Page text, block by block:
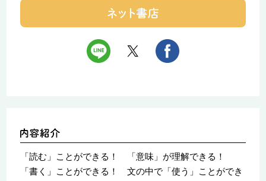
「読む」ことができる！ 「意味」が理解できる！
「書く」ことができる！ 文の中で「使う」ことができ